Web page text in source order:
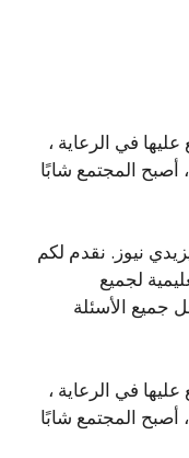
في الرعاية ،
المجتمع شابًا
نيوز. نقدم لكم
لجميع
جميع الأسئلة
في الرعاية ،
المجتمع شابًا